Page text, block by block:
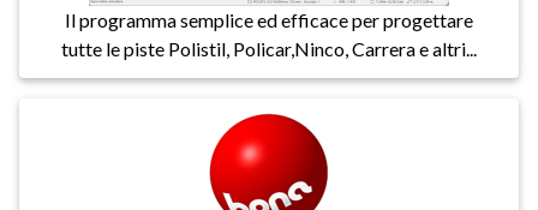
Il programma semplice ed efficace per progettare
tutte le piste Polistil, Policar,Ninco, Carrera e altri...